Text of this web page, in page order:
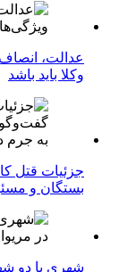
عدالت،
وکلا باید باشد
بستگان و
شهری با دو